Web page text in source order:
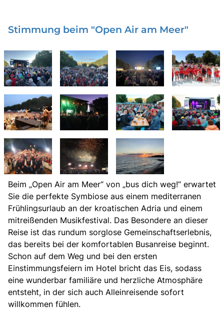
Stimmung beim "Open Air am Meer"
Beim „Open Air am Meer“ von „bus dich weg!“ erwartet
Sie die perfekte Symbiose aus einem mediterranen
Frühlingsurlaub an der kroatischen Adria und einem
mitreißenden Musikfestival. Das Besondere an dieser
Reise ist das rundum sorglose Gemeinschaftserlebnis,
das bereits bei der komfortablen Busanreise beginnt.
Schon auf dem Weg und bei den ersten
Einstimmungsfeiern im Hotel bricht das Eis, sodass
eine wunderbar familiäre und herzliche Atmosphäre
entsteht, in der sich auch Alleinreisende sofort
willkommen fühlen.